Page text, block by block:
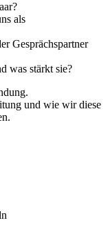
als
Gesprächspartner
was stärkt sie?
und wie wir diese